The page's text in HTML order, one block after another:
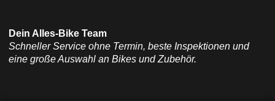
Dein Alles-Bike Team
Schneller Service ohne Termin, beste Inspektionen und
eine große Auswahl an Bikes und Zubehör.